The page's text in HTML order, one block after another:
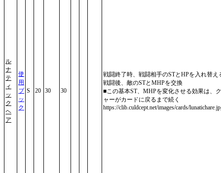
ル
ナ
テ
ィ
ッ
ク
ヘ
ア
使
用
ブ
ッ
ク
S 20 30 30
戦闘終了時、戦闘相手のSTとHPを入れ替え
戦闘後、敵のSTとMHPを交換
■この基本ST、MHPを変化させる効果は、
ャーがカードに戻るまで続く
https://clib.culdcept.net/images/cards/